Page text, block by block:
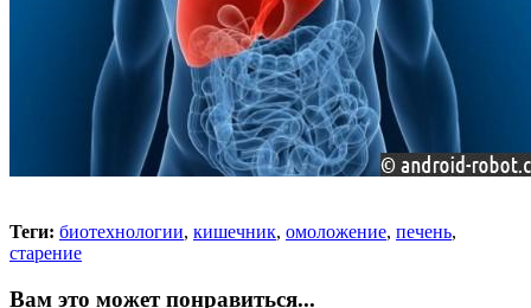
Теги: биотехнологии, кишечник, омоложение, печень,
старение
Вам это может понравиться...